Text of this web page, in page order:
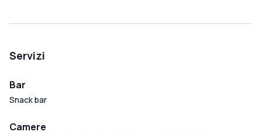
Servizi
Bar
Snack bar
Camere